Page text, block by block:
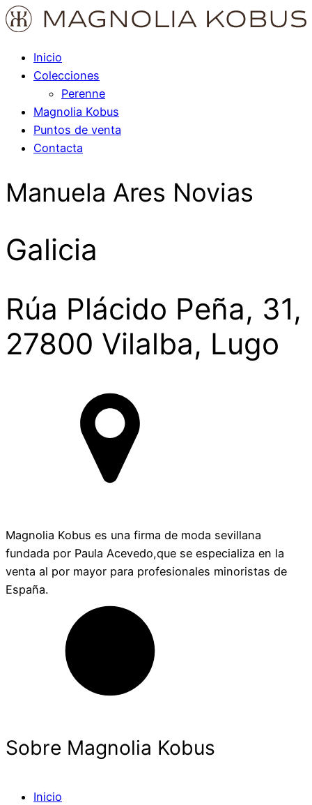
Inicio
Colecciones
Perenne
Magnolia Kobus
Puntos de venta
Contacta
Manuela Ares Novias
Galicia
Rúa Plácido Peña, 31,
27800 Vilalba, Lugo
Magnolia Kobus es una firma de moda sevillana
fundada por Paula Acevedo,que se especializa en la
venta al por mayor para profesionales minoristas de
España.
Sobre Magnolia Kobus
Inicio